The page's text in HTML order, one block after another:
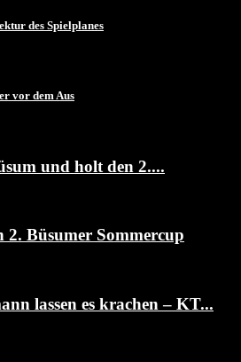
des Spielplanes
vor dem Aus
und holt den 2....
2. Büsumer Sommercup
lassen es krachen – KT...